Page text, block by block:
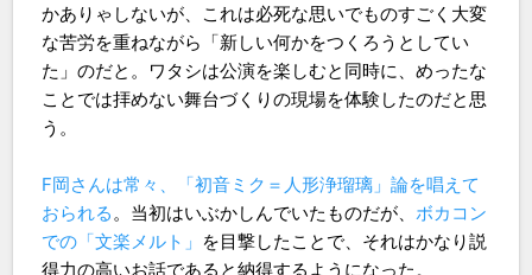
かありゃしないが、これは必死な思いでものすごく大変
な苦労を重ねながら「新しい何かをつくろうとしてい
た」のだと。ワタシは公演を楽しむと同時に、めったな
ことでは拝めない舞台づくりの現場を体験したのだと思
う。
F岡さんは常々、「初音ミク＝人形浄瑠璃」論を唱えて
おられる 。当初はいぶかしんでいたものだが、 ボカコン
での「文楽メルト」 を目撃したことで、それはかなり説
得力の高いお話であると納得するようになった。